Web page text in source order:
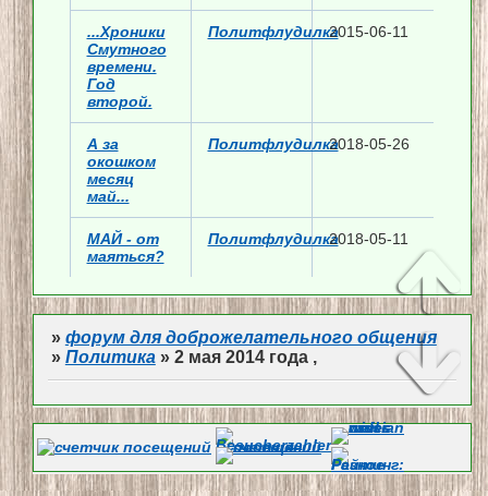
...Хроники
Смутного
времени.
Год
второй.
Политфлудилка2015-06-11
А за
окошком
месяц
май...
Политфлудилка2018-05-26
МАЙ - от
маяться?
Политфлудилка2018-05-11
» форум для доброжелательного общения
» Политика » 2 мая 2014 года ,